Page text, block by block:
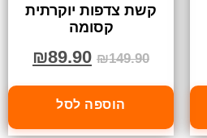
קשת צדפות יוקרתית
קסומה
₪149.90
₪89.90
הוספה לסל